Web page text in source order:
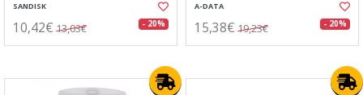
SANDISK
10,42€ 13,03€ - 20%
A-DATA
15,38€ 19,23€ - 20%